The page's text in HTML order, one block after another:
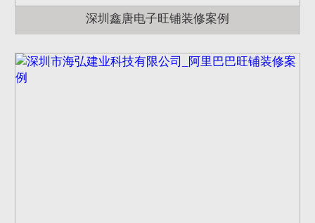
深圳鑫唐电子旺铺装修案例